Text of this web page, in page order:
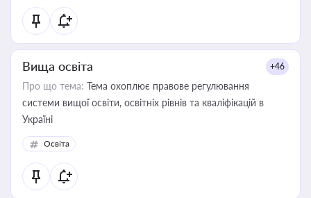
Вища освіта +46
Про що тема: Тема охоплює правове регулювання
системи вищої освіти, освітніх рівнів та кваліфікацій в
Україні
Освіта